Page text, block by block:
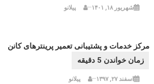
شهریور ۱۸, ۱۴۰۱ پیلانو
مرکز خدمات و پشتیبانی تعمیر پرینترهای کانن
اسفند ۲۷, ۱۳۹۷ پیلانو